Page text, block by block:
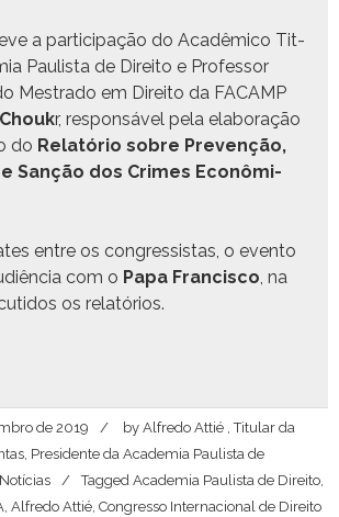
a par­tic­i­pação do Acadêmi­co Tit­
Paulista de Dire­ito e Pro­fes­sor
Mestra­do em Dire­ito da FACAMP
r, respon­sáv­el pela elab­o­ração
do Relatório sobre Pre­venção,
Sanção dos Crimes Econômi­
entre os con­gres­sis­tas, o even­to
com o Papa Fran­cis­co, na
os relatórios.
de 2019 by Alfredo Attié , Titular da
Presidente da Academia Paulista de
Notícias Tagged Academia Paulista de Direito,
, Alfredo Attié, Congresso Internacional de Direito